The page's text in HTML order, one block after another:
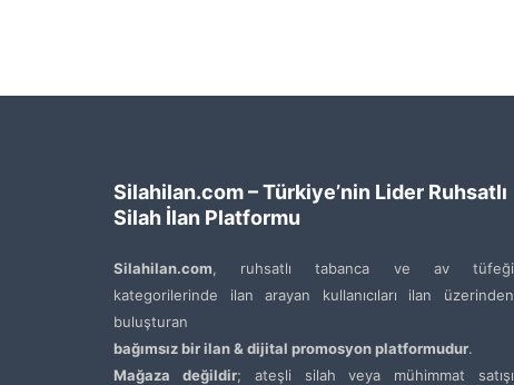
Silahilan.com – Türkiye’nin Lider Ruhsatlı
Silah İlan Platformu
Silahilan.com, ruhsatlı tabanca ve av tüfeği
kategorilerinde ilan arayan kullanıcıları ilan üzerinden
buluşturan
bağımsız bir ilan & dijital promosyon platformudur.
Mağaza değildir; ateşli silah veya mühimmat satışı